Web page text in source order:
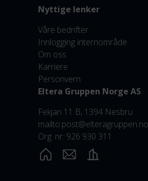
Nyttige lenker
Våre bedrifter
Innlogging internområde
Om oss
Karriere
Personvern
Eltera Gruppen Norge AS
Fekjan 11 B, 1394 Nesbru
mailto:post@elteragruppen.no
Org. nr: 926 930 311